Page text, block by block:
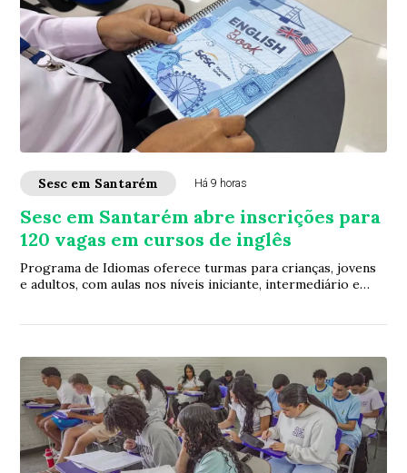
Sesc em Santarém Há 9 horas
Sesc em Santarém abre inscrições para
120 vagas em cursos de inglês
Programa de Idiomas oferece turmas para crianças, jovens
e adultos, com aulas nos níveis iniciante, intermediário e